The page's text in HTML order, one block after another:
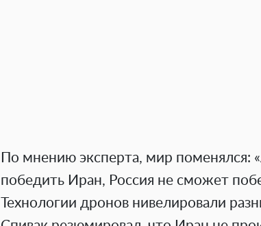
По мнению эксперта, мир поменялся:
победить Иран, Россия не сможет
Технологии дронов нивелировали